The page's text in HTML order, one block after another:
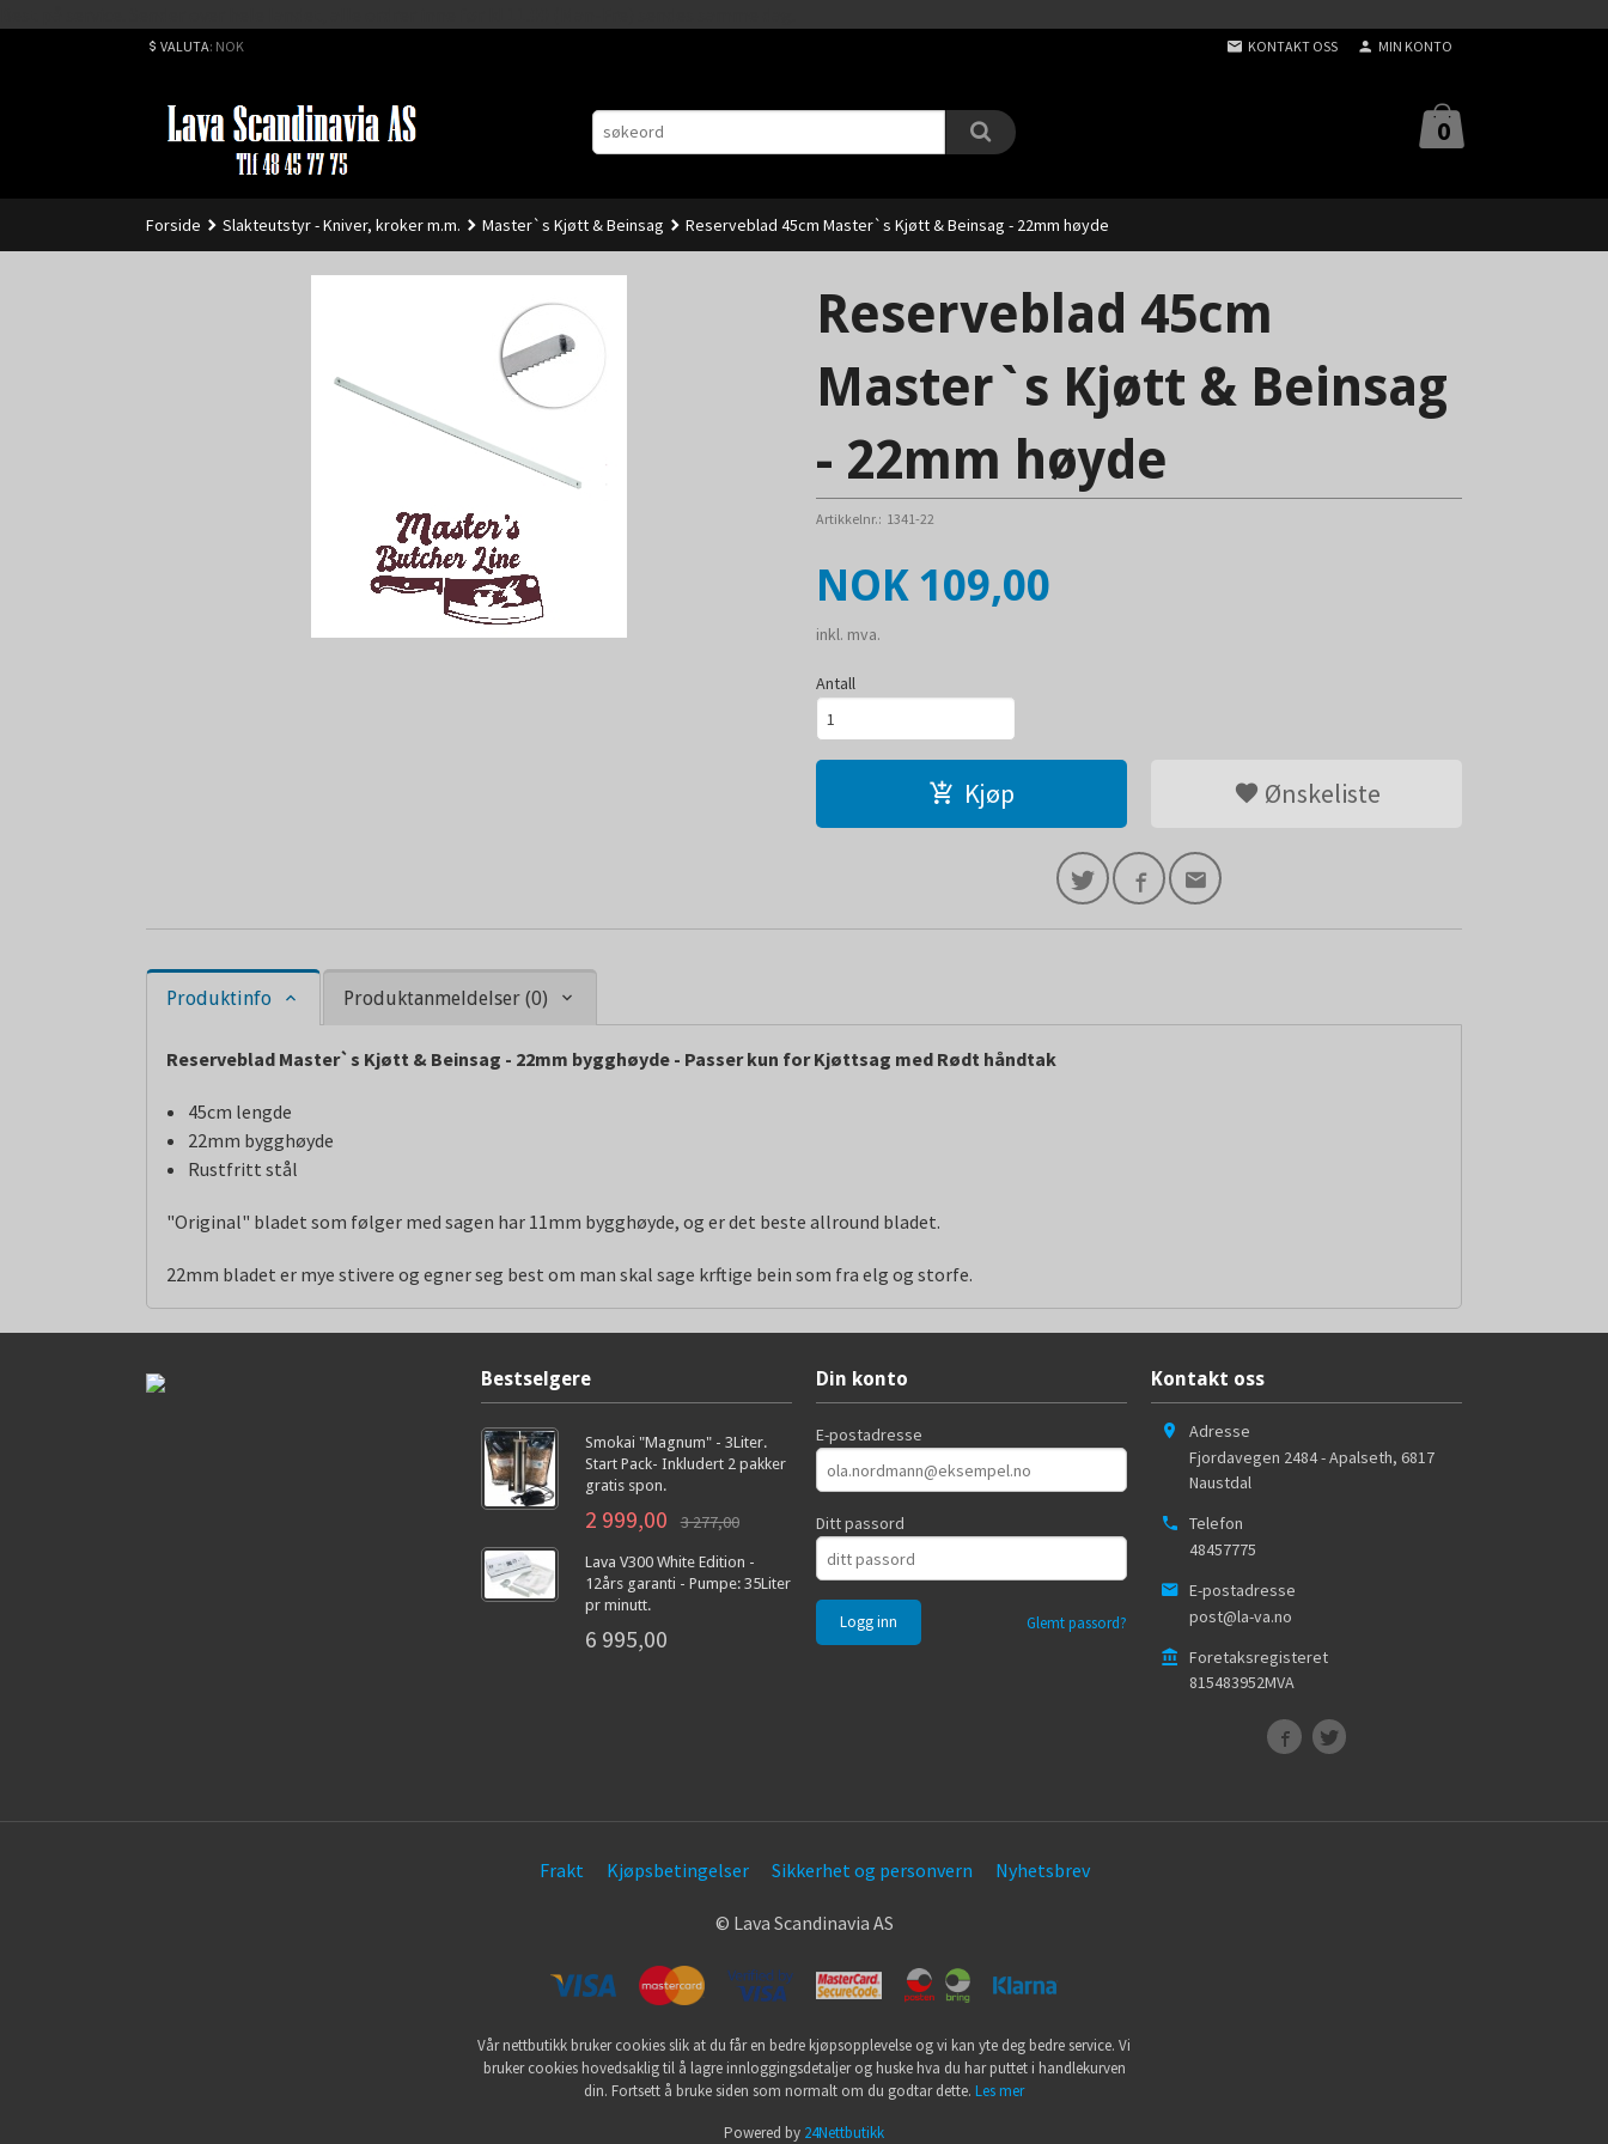
VALUTA: NOK KONTAKT OSS MIN KONTO
0
Forside Slakteutstyr - Kniver, kroker m.m. Master`s Kjøtt & Beinsag Reserveblad 45cm Master`s Kjøtt & Beinsag - 22mm høyde
Reserveblad 45cm
Master`s Kjøtt & Beinsag
- 22mm høyde
Artikkelnr.: 1341-22
Pris
NOK 109,00
inkl. mva.
Antall
Kjøp Ønskeliste
Produktinfo Produktanmeldelser (0)
Reserveblad Master`s Kjøtt & Beinsag - 22mm bygghøyde - Passer kun for Kjøttsag med Rødt håndtak
45cm lengde
22mm bygghøyde
Rustfritt stål
"Original" bladet som følger med sagen har 11mm bygghøyde, og er det beste allround bladet.
22mm bladet er mye stivere og egner seg best om man skal sage krftige bein som fra elg og storfe.
Bestselgere
Smokai "Magnum" - 3Liter.
Start Pack- Inkludert 2 pakker
gratis spon.
2 999,00 3 277,00
Lava V300 White Edition -
12års garanti - Pumpe: 35Liter
pr minutt.
6 995,00
Din konto
E-postadresse
Ditt passord
Glemt passord?
Kontakt oss
Adresse
Fjordavegen 2484 - Apalseth, 6817
Naustdal
Telefon
48457775
E-postadresse
post@la-va.no
Foretaksregisteret
815483952MVA
Frakt Kjøpsbetingelser Sikkerhet og personvern Nyhetsbrev
© Lava Scandinavia AS
Vår nettbutikk bruker cookies slik at du får en bedre kjøpsopplevelse og vi kan yte deg bedre service. Vi
bruker cookies hovedsaklig til å lagre innloggingsdetaljer og huske hva du har puttet i handlekurven
din. Fortsett å bruke siden som normalt om du godtar dette. Les mer
Powered by 24Nettbutikk